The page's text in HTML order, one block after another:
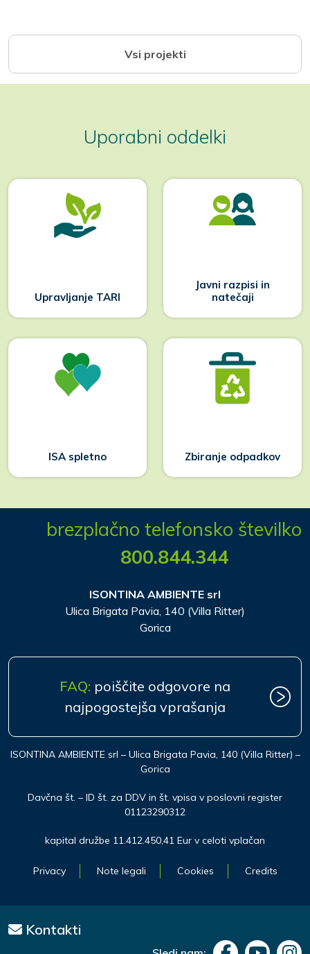
Vsi projekti
Uporabni oddelki
Upravljanje TARI
Javni razpisi in
natečaji
ISA spletno Zbiranje odpadkov
brezplačno telefonsko številko
800.844.344
ISONTINA AMBIENTE srl
Ulica Brigata Pavia, 140 (Villa Ritter)
Gorica
FAQ: poiščite odgovore na
najpogostejša vprašanja
ISONTINA AMBIENTE srl – Ulica Brigata Pavia, 140 (Villa Ritter) –
Gorica
Davčna št. – ID št. za DDV in št. vpisa v poslovni register
01123290312
kapital družbe 11.412.450,41 Eur v celoti vplačan
Privacy Note legali Cookies Credits
Kontakti